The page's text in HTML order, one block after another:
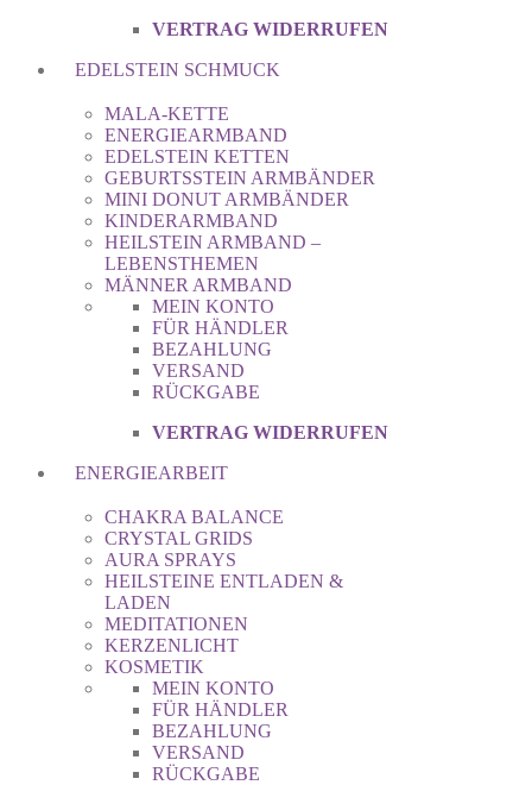
VERTRAG WIDERRUFEN
EDELSTEIN SCHMUCK
MALA-KETTE
ENERGIEARMBAND
EDELSTEIN KETTEN
GEBURTSSTEIN ARMBÄNDER
MINI DONUT ARMBÄNDER
KINDERARMBAND
HEILSTEIN ARMBAND –
LEBENSTHEMEN
MÄNNER ARMBAND
MEIN KONTO
FÜR HÄNDLER
BEZAHLUNG
VERSAND
RÜCKGABE
VERTRAG WIDERRUFEN
ENERGIEARBEIT
CHAKRA BALANCE
CRYSTAL GRIDS
AURA SPRAYS
HEILSTEINE ENTLADEN &
LADEN
MEDITATIONEN
KERZENLICHT
KOSMETIK
MEIN KONTO
FÜR HÄNDLER
BEZAHLUNG
VERSAND
RÜCKGABE